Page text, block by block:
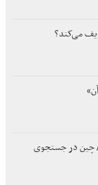
می‌کند؟
چین در جستجوی